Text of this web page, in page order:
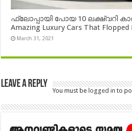
ഫ്ലോപ്പായി പോയ 10 ലക്ഷ്വറി
Amazing Luxury Cars That
March 31, 2021
Leave a Reply
You must be logged in to